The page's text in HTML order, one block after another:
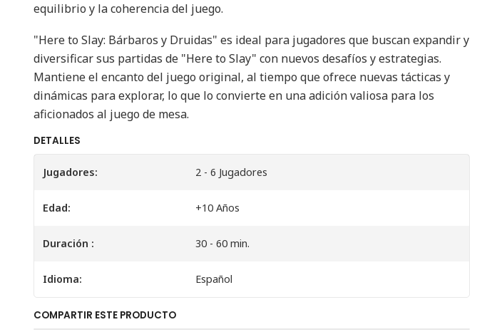
equilibrio y la coherencia del juego.
"Here to Slay: Bárbaros y Druidas" es ideal para jugadores que buscan expandir y
diversificar sus partidas de "Here to Slay" con nuevos desafíos y estrategias.
Mantiene el encanto del juego original, al tiempo que ofrece nuevas tácticas y
dinámicas para explorar, lo que lo convierte en una adición valiosa para los
aficionados al juego de mesa.
DETALLES
Jugadores: 2 - 6 Jugadores
Edad: +10 Años
Duración : 30 - 60 min.
Idioma: Español
COMPARTIR ESTE PRODUCTO